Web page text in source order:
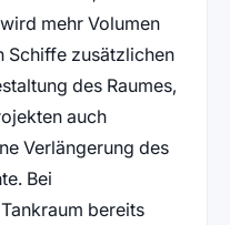
mehr Volumen
Schiffe zusätzlichen
des Raumes,
auch
Verlängerung des
Bei
bereits